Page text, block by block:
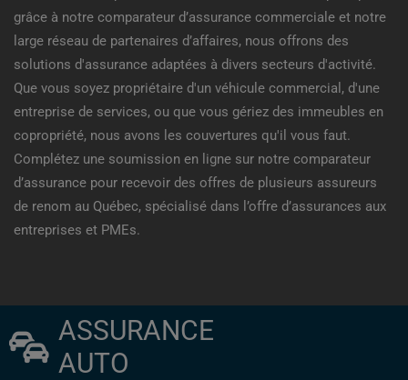
grâce à notre comparateur d’assurance commerciale et notre
large réseau de partenaires d’affaires, nous offrons des
solutions d'assurance adaptées à divers secteurs d'activité.
Que vous soyez propriétaire d'un véhicule commercial, d'une
entreprise de services, ou que vous gériez des immeubles en
copropriété, nous avons les couvertures qu'il vous faut.
Complétez une soumission en ligne sur notre comparateur
d’assurance pour recevoir des offres de plusieurs assureurs
de renom au Québec, spécialisé dans l’offre d’assurances aux
entreprises et PMEs.
ASSURANCE
AUTO